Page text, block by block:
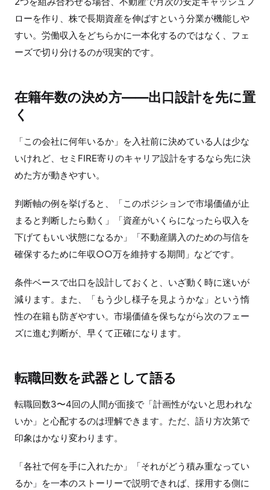
ローを作り、株で長期資産を伸ばすという分業が機能しや
すい。労働収入をどちらかに一本化するのではなく、フェ
ーズで切り分けるのが現実的です。
在籍年数の決め方——出口設計を先に置
く
「この会社に何年いるか」を入社前に決めている人は少な
いけれど、セミFIRE寄りのキャリア設計をするなら先に決
めた方が動きやすい。
判断軸の例を挙げると、「このポジションで市場価値が止
まると判断したら動く」「資産がいくらになったら収入を
下げてもいい状態になるか」「不動産購入のための与信を
確保するために年収○○万を維持する期間」などです。
条件ベースで出口を設計しておくと、いざ動く時に迷いが
減ります。また、「もう少し様子を見ようかな」という惰
性の在籍も防ぎやすい。市場価値を保ちながら次のフェー
ズに進む判断が、早くて正確になります。
転職回数を武器として語る
転職回数3〜4回の人間が面接で「計画性がないと思われな
いか」と心配するのは理解できます。ただ、語り方次第で
印象はかなり変わります。
「各社で何を手に入れたか」「それがどう積み重なってい
るか」を一本のストーリーで説明できれば、採用する側に